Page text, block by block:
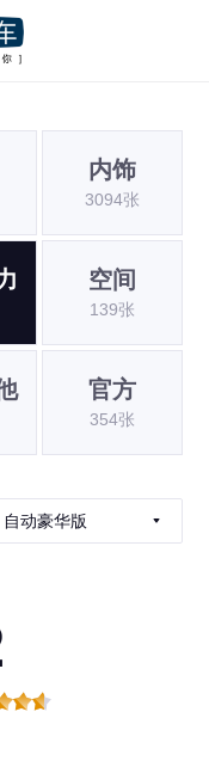
内饰
3094张
空间
139张
官方
354张
动豪华版